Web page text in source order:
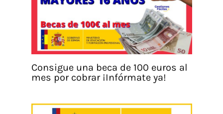
Consigue una beca de 100 euros al
mes por cobrar ¡Infórmate ya!